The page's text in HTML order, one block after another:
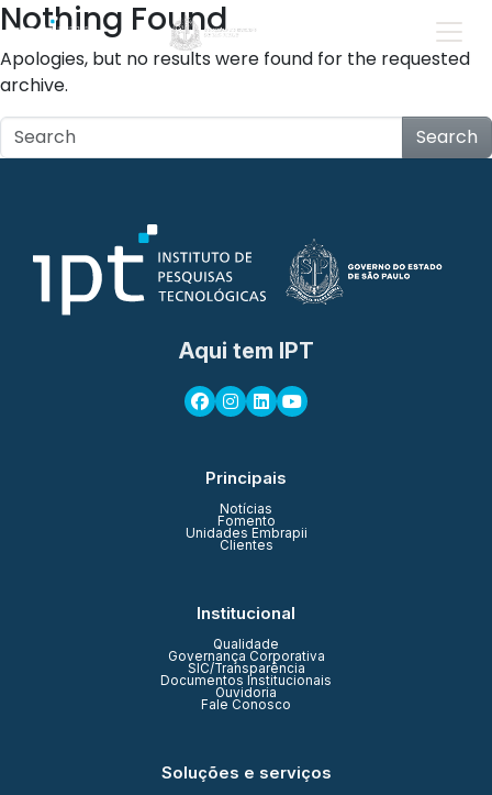
Nothing Found
Apologies, but no results were found for the requested
archive.
Search
Aqui tem IPT
Principais
Notícias
Fomento
Unidades Embrapii
Clientes
Institucional
Qualidade
Governança Corporativa
SIC/Transparência
Documentos Institucionais
Ouvidoria
Fale Conosco
Soluções e serviços